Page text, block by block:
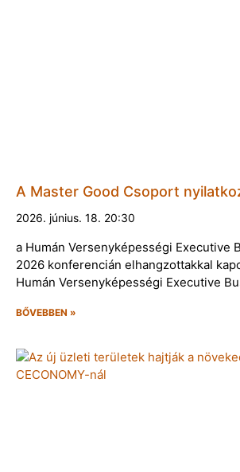
A Master Good Csoport
2026. június. 18. 20:30
a Humán Versenyképességi Executive
2026 konferencián elhangzottakkal
Humán Versenyképességi Executive
BŐVEBBEN »